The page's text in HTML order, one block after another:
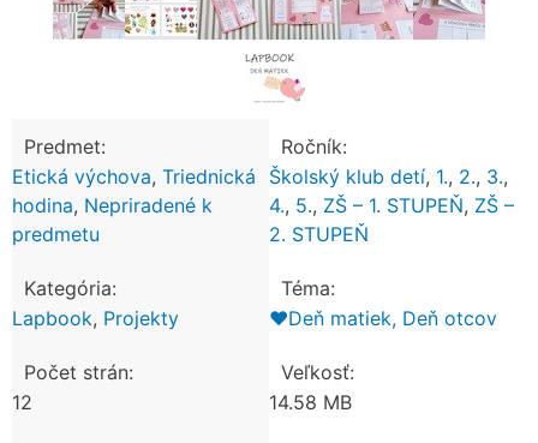
Predmet:
Etická výchova, Triednická
hodina, Nepriradené k
predmetu
Ročník:
Školský klub detí, 1., 2., 3.,
4., 5., ZŠ – 1. STUPEŇ, ZŠ –
2. STUPEŇ
Kategória:
Lapbook, Projekty
Téma:
❤️Deň matiek, Deň otcov
Počet strán:
12
Veľkosť:
14.58 MB